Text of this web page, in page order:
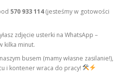
570 933 114(jesteśmy w gotowości
zdjęcie usterki na WhatsApp –
kilka minut.
busem (mamy własne zasilanie!),
i kontener wraca do pracy!